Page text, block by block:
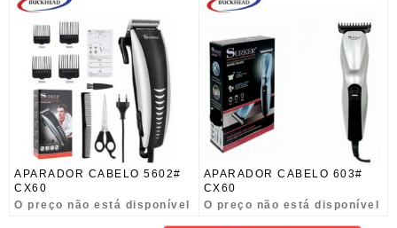
APARADOR CABELO 5602#
CX60
O preço não está disponível
APARADOR CABELO 603#
CX60
O preço não está disponível